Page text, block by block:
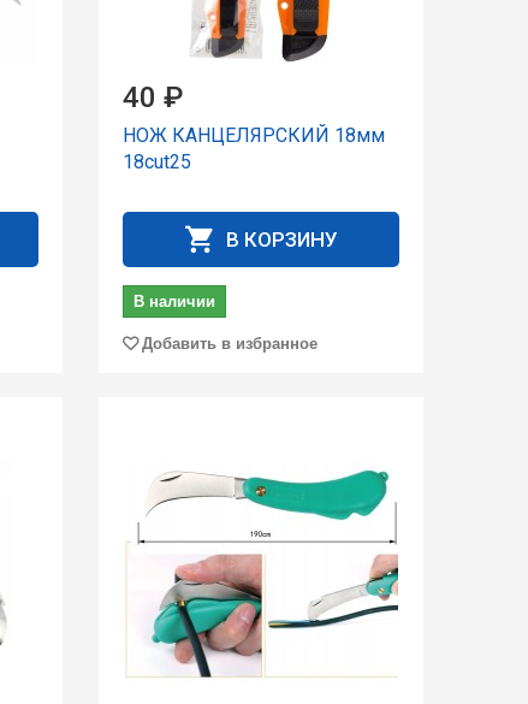
40 ₽
НОЖ КАНЦЕЛЯРСКИЙ 18мм
18cut25
В КОРЗИНУ
В наличии
Добавить в избранное